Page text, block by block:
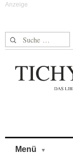
Suche nach:
Menü